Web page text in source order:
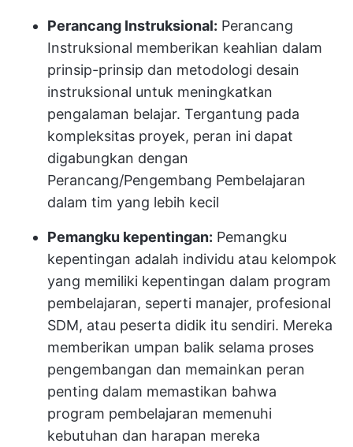
Perancang Instruksional: Perancang
Instruksional memberikan keahlian dalam
prinsip-prinsip dan metodologi desain
instruksional untuk meningkatkan
pengalaman belajar. Tergantung pada
kompleksitas proyek, peran ini dapat
digabungkan dengan
Perancang/Pengembang Pembelajaran
dalam tim yang lebih kecil
Pemangku kepentingan: Pemangku
kepentingan adalah individu atau kelompok
yang memiliki kepentingan dalam program
pembelajaran, seperti manajer, profesional
SDM, atau peserta didik itu sendiri. Mereka
memberikan umpan balik selama proses
pengembangan dan memainkan peran
penting dalam memastikan bahwa
program pembelajaran memenuhi
kebutuhan dan harapan mereka